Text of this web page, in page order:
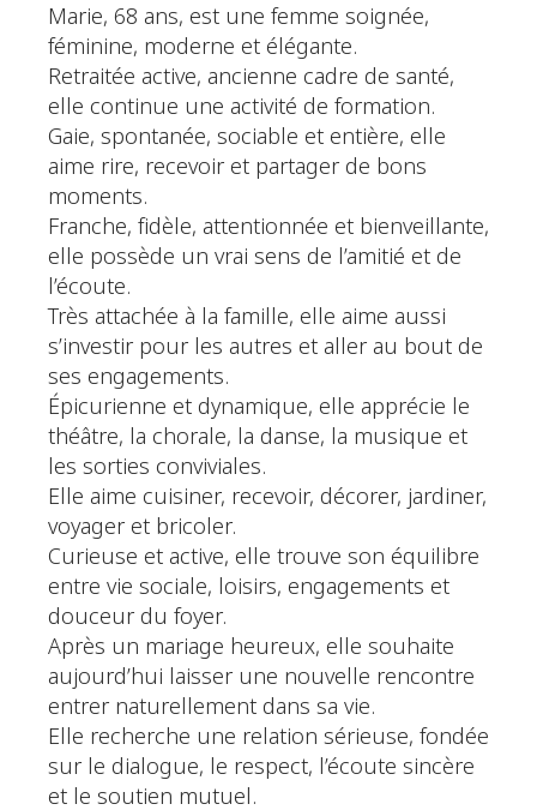
Marie, 68 ans, est une femme soignée,
féminine, moderne et élégante.
Retraitée active, ancienne cadre de santé,
elle continue une activité de formation.
Gaie, spontanée, sociable et entière, elle
aime rire, recevoir et partager de bons
moments.
Franche, fidèle, attentionnée et bienveillante,
elle possède un vrai sens de l’amitié et de
l’écoute.
Très attachée à la famille, elle aime aussi
s’investir pour les autres et aller au bout de
ses engagements.
Épicurienne et dynamique, elle apprécie le
théâtre, la chorale, la danse, la musique et
les sorties conviviales.
Elle aime cuisiner, recevoir, décorer, jardiner,
voyager et bricoler.
Curieuse et active, elle trouve son équilibre
entre vie sociale, loisirs, engagements et
douceur du foyer.
Après un mariage heureux, elle souhaite
aujourd’hui laisser une nouvelle rencontre
entrer naturellement dans sa vie.
Elle recherche une relation sérieuse, fondée
sur le dialogue, le respect, l’écoute sincère
et le soutien mutuel.